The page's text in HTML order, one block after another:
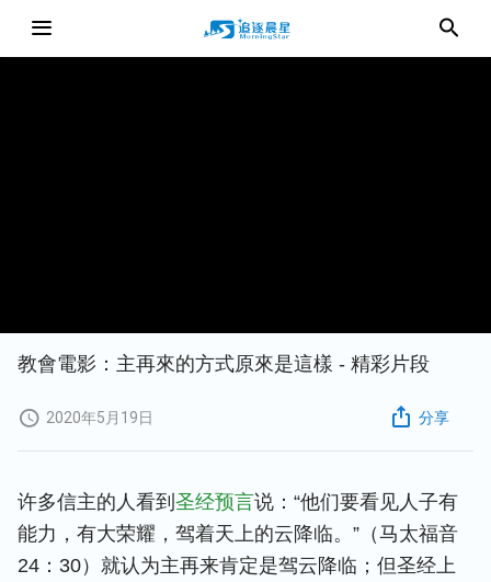
教會電影：主再來的方式原來是這樣 - 精彩片段
2020年5月19日 分享
许多信主的人看到 圣经预言说：“他们要看见人子有
能力，有大荣耀，驾着天上的云降临。”（马太福音
24：30）就认为主再来肯定是驾云降临；但圣经上